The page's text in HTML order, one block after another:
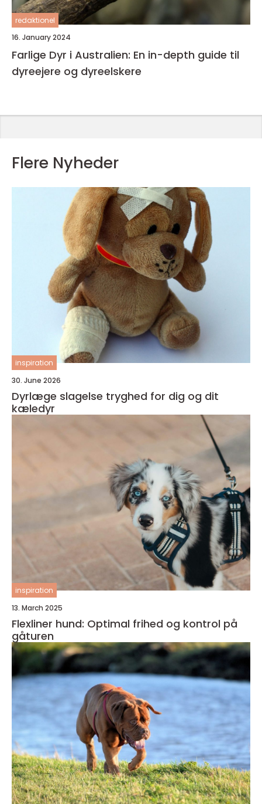
redaktionel
16. January 2024
Farlige Dyr i Australien: En in-depth guide til
dyreejere og dyreelskere
Flere Nyheder
inspiration
30. June 2026
Dyrlæge slagelse tryghed for dig og dit
kæledyr
inspiration
13. March 2025
Flexliner hund: Optimal frihed og kontrol på
gåturen